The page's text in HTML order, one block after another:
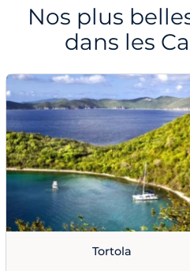
Nos plus
dans les
Tortola